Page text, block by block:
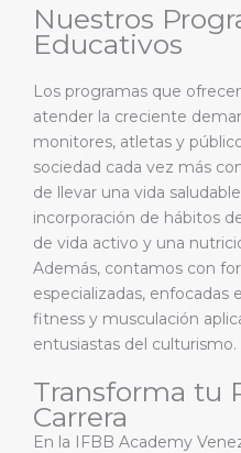
Nuestros
Educativos
Los programas que
atender la creciente
monitores, atletas y
sociedad cada vez más
de llevar una vida
incorporación de hábitos
de vida activo y una
Además, contamos con
especializadas,
fitness y musculación
entusiastas del culturismo.
Transforma tu
Carrera
En la IFBB Academy